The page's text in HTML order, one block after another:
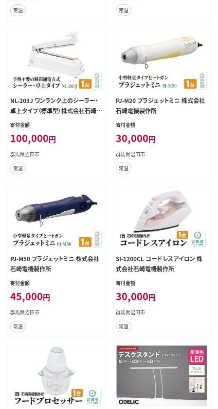
常温
常温
NL-203J ワンランク上のシーラー・
卓上タイプ（標準型）株式会社石崎電
機製作所
寄付金額
100,000円
群馬県沼田市
常温
PJ-M20 プラジェットミニ 株式会社
石崎電機製作所
寄付金額
30,000円
群馬県沼田市
常温
PJ-M50 プラジェットミニ 株式会社
石崎電機製作所
寄付金額
45,000円
群馬県沼田市
常温
SI-1200CL コードレスアイロン 株
式会社石崎電機製作所
寄付金額
30,000円
群馬県沼田市
常温